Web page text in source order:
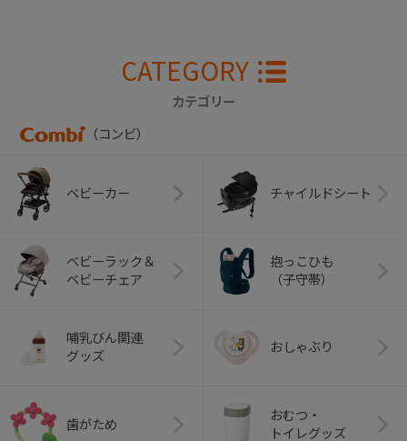
CATEGORY
カテゴリー
（コンビ）
ベビーカー チャイルドシート
ベビーラック＆
ベビーチェア
抱っこひも
（子守帯）
哺乳びん関連
グッズ
おしゃぶり
歯がため
おむつ・
トイレグッズ